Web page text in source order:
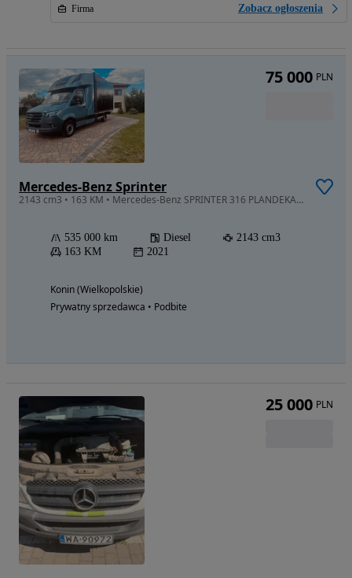
Firma Zobacz ogłoszenia
Mercedes-Benz Sprinter
2143 cm3 • 163 KM • Mercedes-Benz SPRINTER 316 PLANDEKA FIRANA Bezwypadkowy Serwis ASO
535 000 km Diesel
2143 cm3
163 KM
2021
Konin (Wielkopolskie)
Prywatny sprzedawca • Podbite
75 000 PLN
25 000 PLN